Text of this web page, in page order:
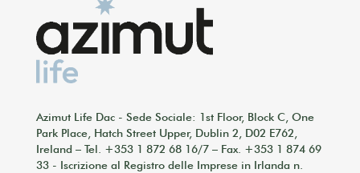
Azimut Life Dac - Sede Sociale: 1st Floor, Block C, One
Park Place, Hatch Street Upper, Dublin 2, D02 E762,
Ireland – Tel. +353 1 872 68 16/7 – Fax. +353 1 874 69
33 - Iscrizione al Registro delle Imprese in Irlanda n.